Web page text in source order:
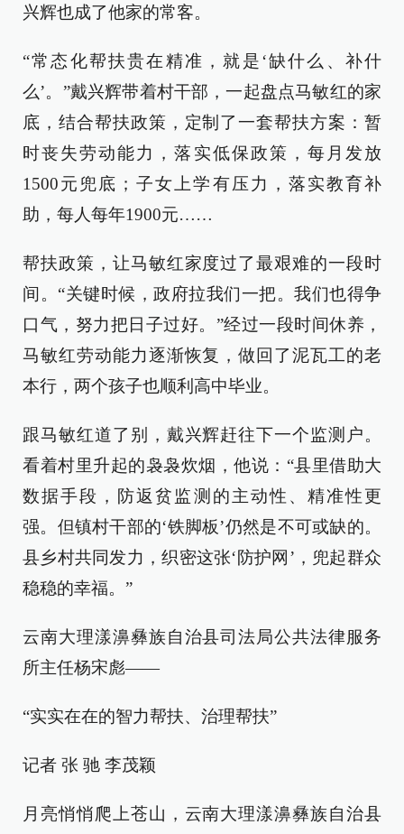
兴辉也成了他家的常客。
“常态化帮扶贵在精准，就是‘缺什么、补什
么’。”戴兴辉带着村干部，一起盘点马敏红的家
底，结合帮扶政策，定制了一套帮扶方案：暂
时丧失劳动能力，落实低保政策，每月发放
1500元兜底；子女上学有压力，落实教育补
助，每人每年1900元……
帮扶政策，让马敏红家度过了最艰难的一段时
间。“关键时候，政府拉我们一把。我们也得争
口气，努力把日子过好。”经过一段时间休养，
马敏红劳动能力逐渐恢复，做回了泥瓦工的老
本行，两个孩子也顺利高中毕业。
跟马敏红道了别，戴兴辉赶往下一个监测户。
看着村里升起的袅袅炊烟，他说：“县里借助大
数据手段，防返贫监测的主动性、精准性更
强。但镇村干部的‘铁脚板’仍然是不可或缺的。
县乡村共同发力，织密这张‘防护网’，兜起群众
稳稳的幸福。”
云南大理漾濞彝族自治县司法局公共法律服务
所主任杨宋彪——
“实实在在的智力帮扶、治理帮扶”
记者 张 驰 李茂颖
月亮悄悄爬上苍山，云南大理漾濞彝族自治县